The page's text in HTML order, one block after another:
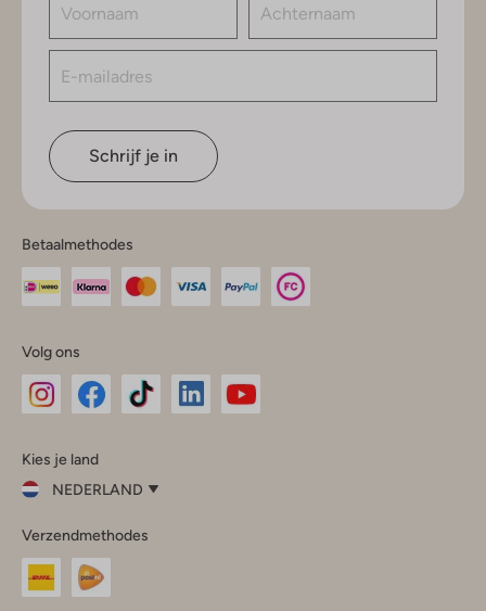
Schrijf je in
Betaalmethodes
Volg ons
InstagramFacebook
Kies je land
NEDERLAND
je
land
Nederland
Verzendmethodes